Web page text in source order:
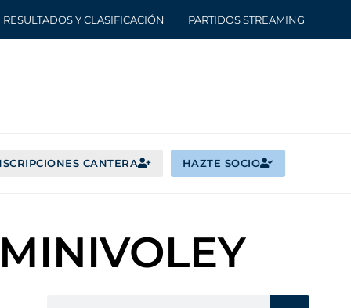
RESULTADOS Y CLASIFICACIÓN PARTIDOS STREAMING
CANTERA HAZTE SOCIO